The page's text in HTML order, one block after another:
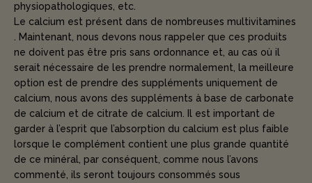
physiopathologiques, etc.
Le calcium est présent dans de nombreuses multivitamines
. Maintenant, nous devons nous rappeler que ces produits
ne doivent pas être pris sans ordonnance et, au cas où il
serait nécessaire de les prendre normalement, la meilleure
option est de prendre des suppléments uniquement de
calcium, nous avons des suppléments à base de carbonate
de calcium et de citrate de calcium. Il est important de
garder à l’esprit que l’absorption du calcium est plus faible
lorsque le complément contient une plus grande quantité
de ce minéral, par conséquent, comme nous l’avons
commenté, ils seront toujours consommés sous